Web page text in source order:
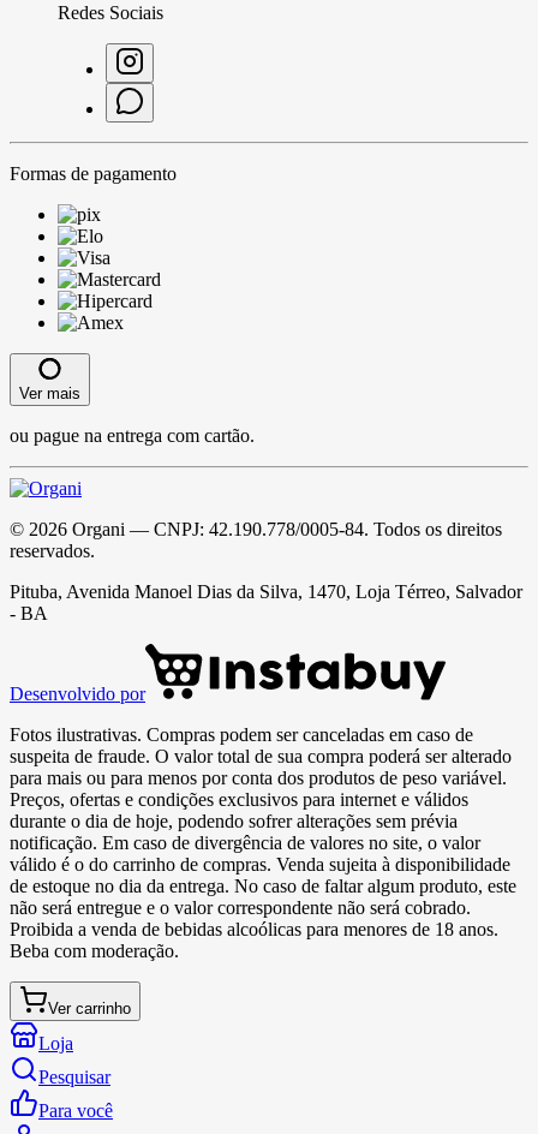
Redes Sociais
Formas de pagamento
Ver mais
ou pague na entrega com cartão.
© 2026 Organi — CNPJ: 42.190.778/0005-84. Todos os direitos
reservados.
Pituba, Avenida Manoel Dias da Silva, 1470, Loja Térreo, Salvador
- BA
Desenvolvido por
Fotos ilustrativas. Compras podem ser canceladas em caso de
suspeita de fraude. O valor total de sua compra poderá ser alterado
para mais ou para menos por conta dos produtos de peso variável.
Preços, ofertas e condições exclusivos para internet e válidos
durante o dia de hoje, podendo sofrer alterações sem prévia
notificação. Em caso de divergência de valores no site, o valor
válido é o do carrinho de compras. Venda sujeita à disponibilidade
de estoque no dia da entrega. No caso de faltar algum produto, este
não será entregue e o valor correspondente não será cobrado.
Proibida a venda de bebidas alcoólicas para menores de 18 anos.
Beba com moderação.
Ver carrinho
Loja
Pesquisar
Para você